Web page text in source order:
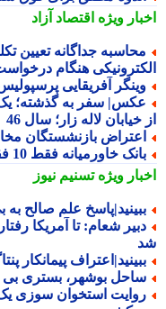
ویژهاقتصاد آزاد
هنگام درخواست
آفریقایی پرسپولیس
خیابان لاله زار؛ سال 46
بازنشستگان
خاورمیانه فقط 10 فقره وام فرزندآوری داده است
ویژهتسنیم نیوز
علم صالح به
شعام: تا آمریکا
پیمانکار
بوشهر، بستری بی
استخوان سوزی یک